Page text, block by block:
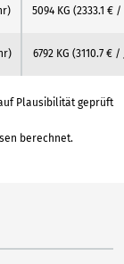
5094 KG (2333.1 €
6792 KG (3110.7 € /
Plausibilität geprüft
berechnet.